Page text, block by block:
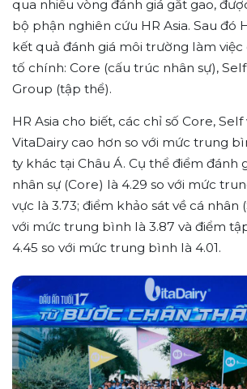
qua nhiều vòng đánh giá gắt gao,
bộ phận nghiên cứu HR Asia. Sau đó
kết quả đánh giá môi trường làm việc
tố chính: Core (cấu trúc nhân sự),
Group (tập thể).
HR Asia cho biết, các chỉ số Core,
VitaDairy cao hơn so với mức trung
ty khác tại Châu Á. Cụ thể điểm đánh
nhân sự (Core) là 4.29 so với mức
vực là 3.73; điểm khảo sát về cá nhân
với mức trung bình là 3.87 và điểm
4.45 so với mức trung bình là 4.01.